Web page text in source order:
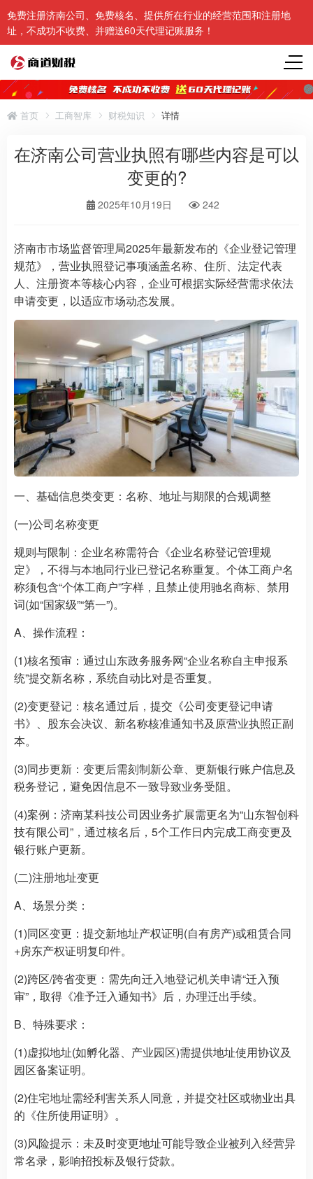
免费注册济南公司、免费核名、提供所在行业的经营范围和注册地
址，不成功不收费、并赠送60天代理记账服务！
首页 工商智库 财税知识 详情
在济南公司营业执照有哪些内容是可以
变更的?
2025年10月19日 242
济南市市场监督管理局2025年最新发布的《企业登记管理
规范》，营业执照登记事项涵盖名称、住所、法定代表
人、注册资本等核心内容，企业可根据实际经营需求依法
申请变更，以适应市场动态发展。
一、基础信息类变更：名称、地址与期限的合规调整
(一)公司名称变更
规则与限制：企业名称需符合《企业名称登记管理规
定》，不得与本地同行业已登记名称重复。个体工商户名
称须包含“个体工商户”字样，且禁止使用驰名商标、禁用
词(如“国家级”“第一”)。
A、操作流程：
(1)核名预审：通过山东政务服务网“企业名称自主申报系
统”提交新名称，系统自动比对是否重复。
(2)变更登记：核名通过后，提交《公司变更登记申请
书》、股东会决议、新名称核准通知书及原营业执照正副
本。
(3)同步更新：变更后需刻制新公章、更新银行账户信息及
税务登记，避免因信息不一致导致业务受阻。
(4)案例：济南某科技公司因业务扩展需更名为“山东智创科
技有限公司”，通过核名后，5个工作日内完成工商变更及
银行账户更新。
(二)注册地址变更
A、场景分类：
(1)同区变更：提交新地址产权证明(自有房产)或租赁合同
+房东产权证明复印件。
(2)跨区/跨省变更：需先向迁入地登记机关申请“迁入预
审”，取得《准予迁入通知书》后，办理迁出手续。
B、特殊要求：
(1)虚拟地址(如孵化器、产业园区)需提供地址使用协议及
园区备案证明。
(2)住宅地址需经利害关系人同意，并提交社区或物业出具
的《住所使用证明》。
(3)风险提示：未及时变更地址可能导致企业被列入经营异
常名录，影响招投标及银行贷款。